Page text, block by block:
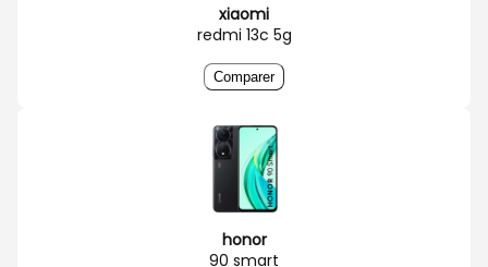
xiaomi
redmi 13c 5g
Comparer
honor
90 smart